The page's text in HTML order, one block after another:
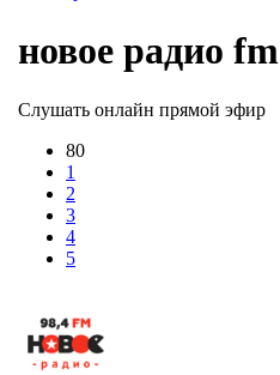
новое радио fm
Слушать онлайн прямой эфир
80
1
2
3
4
5